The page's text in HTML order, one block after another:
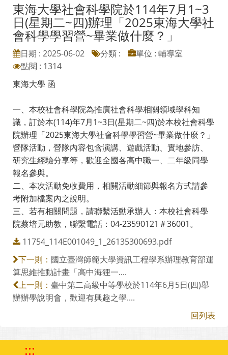
東海大學社會科學院於114年7月1~3
日(星期二~四)辦理「2025東海大學社
會科學學習營~畢業做什麼？」
日期 : 2025-06-02 分類 :
單位 : 輔導室
點閱 : 1314
東海大學 函
一、本校社會科學院為推廣社會科學相關領域學科知
識，訂於本(114)年7月1~3日(星期二~四)於本校社會科學
院辦理「2025東海大學社會科學學習營~畢業做什麼？」
營隊活動，營隊內容包含演講、遊戲活動、實地參訪、
研究生經驗分享等，歡迎全國各高中職一、二年級同學
報名參與。
二、本次活動免收費用，相關活動細節與報名方式請參
考附加檔案內之說明。
三、若有相關問題，請聯繫活動承辦人：本校社會科學
院蔡培元助教，聯繫電話：04-23590121＃36001。
11754_114E001049_1_26135300693.pdf
下一則： 國立臺灣師範大學資訊工程學系辦理教育部運
算思維推動計畫「高中海狸一....
上一則： 臺中第二高級中等學校於114年6月5日(四)舉
辦辦學說明會，歡迎有興趣之學....
回列表
:::